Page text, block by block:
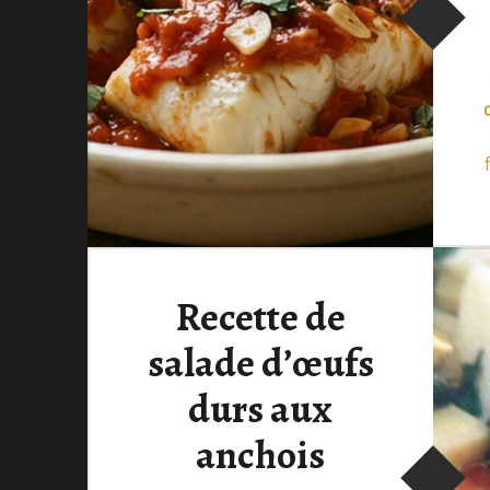
Recette de
salade d’œufs
durs aux
anchois